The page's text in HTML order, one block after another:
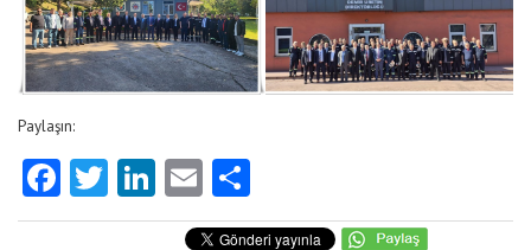
Paylaşın:
Facebook
Twitter
LinkedIn
Email